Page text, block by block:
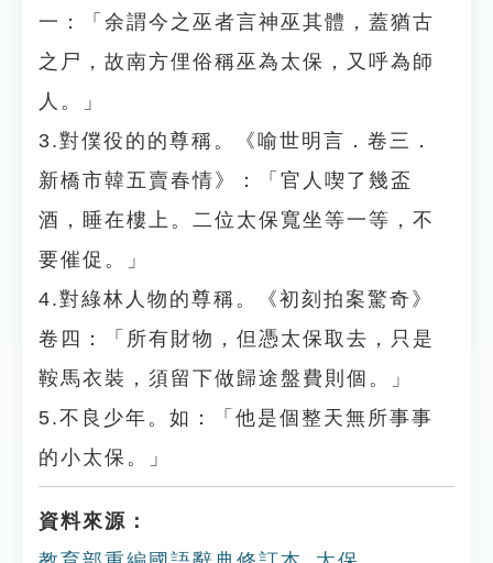
一：「余謂今之巫者言神巫其體，蓋猶古
之尸，故南方俚俗稱巫為太保，又呼為師
人。」
3.對僕役的的尊稱。《喻世明言．卷三．
新橋市韓五賣春情》：「官人喫了幾盃
酒，睡在樓上。二位太保寬坐等一等，不
要催促。」
4.對綠林人物的尊稱。《初刻拍案驚奇》
卷四：「所有財物，但憑太保取去，只是
鞍馬衣裝，須留下做歸途盤費則個。」
5.不良少年。如：「他是個整天無所事事
的小太保。」
資料來源：